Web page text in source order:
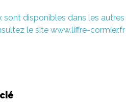
sont disponibles dans les
le site www.liffre-cormier.fr